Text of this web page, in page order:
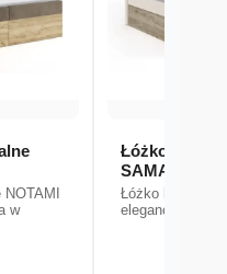
w
Łóżko
SAMAI
Łóżko
elegancja i